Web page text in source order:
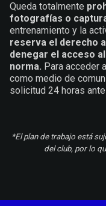
Queda totalmente
fotografías o
entrenamiento y la
reserva el derecho
denegar el acceso
norma. Para acceder
como medio de
solicitud 24 horas
*El plan de trabajo está
del club, por lo